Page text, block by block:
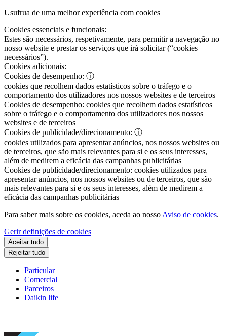
Usufrua de uma melhor experiência com cookies
Cookies essenciais e funcionais:
Estes são necessários, respetivamente, para permitir a navegação no
nosso website e prestar os serviços que irá solicitar (“cookies
necessários”).
Cookies adicionais:
Cookies de desempenho: ⓘ
cookies que recolhem dados estatísticos sobre o tráfego e o
comportamento dos utilizadores nos nossos websites e de terceiros
Cookies de desempenho: cookies que recolhem dados estatísticos
sobre o tráfego e o comportamento dos utilizadores nos nossos
websites e de terceiros
Cookies de publicidade/direcionamento: ⓘ
cookies utilizados para apresentar anúncios, nos nossos websites ou
de terceiros, que são mais relevantes para si e os seus interesses,
além de medirem a eficácia das campanhas publicitárias
Cookies de publicidade/direcionamento: cookies utilizados para
apresentar anúncios, nos nossos websites ou de terceiros, que são
mais relevantes para si e os seus interesses, além de medirem a
eficácia das campanhas publicitárias
Para saber mais sobre os cookies, aceda ao nosso Aviso de cookies.
Gerir definições de cookies
Aceitar tudo
Rejeitar tudo
Particular
Comercial
Parceiros
Daikin life